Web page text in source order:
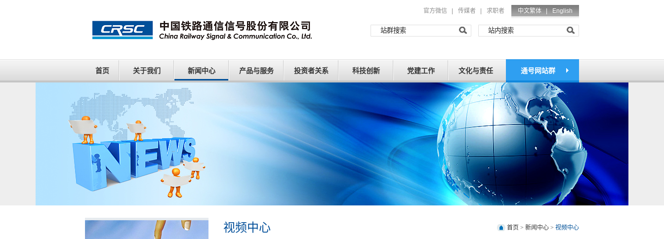
官方微信 传媒者 求职者 中文繁体 | English
首页 关于我们 新闻中心 产品与服务 投资者关系 科技创新 党建工作 文化与责任 通号网站群
首页 > 新闻中心 > 视频中心
视频中心